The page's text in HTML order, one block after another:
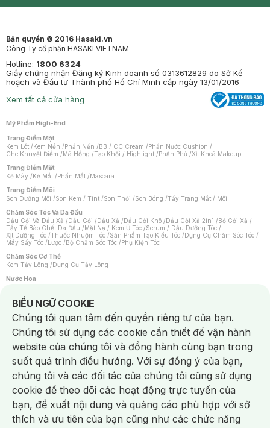
Bản quyền © 2016 Hasaki.vn
Công Ty cổ phần HASAKI VIETNAM
Hotline: 1800 6324
Giấy chứng nhận Đăng ký Kinh doanh số 0313612829 do Sở Kế
hoạch và Đầu tư Thành phố Hồ Chí Minh cấp ngày 13/01/2016
Xem tất cả cửa hàng
Mỹ Phẩm High-End
Trang Điểm Mặt
Kem Lót /Kem Nền /Phấn Nền /BB / CC Cream /Phấn Nước Cushion /
Che Khuyết Điểm /Má Hồng /Tạo Khối / Highlight /Phấn Phủ /Xịt Khoá Makeup
Trang Điểm Mắt
Kẻ Mày /Kẻ Mắt /Phấn Mắt /Mascara
Trang Điểm Môi
Son Dưỡng Môi /Son Kem / Tint /Son Thỏi /Son Bóng /Tẩy Trang Mắt / Môi
Chăm Sóc Tóc Và Da Đầu
Dầu Gội Và Dầu Xả /Dầu Gội /Dầu Xả /Dầu Gội Khô /Dầu Gội Xả 2in1 /Bộ Gội Xả /
Tẩy Tế Bào Chết Da Đầu /Mặt Nạ / Kem Ủ Tóc /Serum / Dầu Dưỡng Tóc /
Xịt Dưỡng Tóc /Thuốc Nhuộm Tóc /Sản Phẩm Tạo Kiểu Tóc /Dụng Cụ Chăm Sóc Tóc /
Máy Sấy Tóc /Lược /Bộ Chăm Sóc Tóc /Phụ Kiện Tóc
Chăm Sóc Cơ Thể
Kem Tẩy Lông /Dụng Cụ Tẩy Lông
Nước Hoa
Nước Hoa Nữ
Chăm Sóc Cá Nhân
Chống Muỗi /Khẩu Trang /Máy Massage/Mặt Nạ Xông Hơi /Nước Rửa Tay/
Sản Phẩm Chăm Sóc Khác /Bàn Chải Đánh Răng /Bàn Chải Điện/
Hỗ Trợ Trắng Răng/Kem Đánh Răng /Máy Tăm Nước/ Nước Súc Miệng/
Tăm / Chỉ Nha Khoa/ Xịt Thơm Miệng / Dung Dịch Vệ Sinh/Dưỡng Vùng Kín/
Khăn Ướt Vệ Sinh Vùng Kín/Băng Vệ Sinh/Tampon/Bọt Cạo Râu /Dao Cạo Râu/
Máy Cạo Râu
Vấn Đề Về Da
Da Dầu / Lỗ Chân Lông To/ Da Khô / Mất Nước/ Da Lão Hóa/ Da Mụn/
Da Nhạy Cảm / Kích Ứng
Da Xỉn Màu Thâm / Nám / Tàn Nhang
Quầng Thâm & Bọng Mắt /Sẹo /Viêm Da Cơ Địa
Dụng Cụ / Phụ Kiện Chăm Sóc Da
Bông Tẩy Trang
Khăn Lau Mặt Khô Dụng Cụ / Máy Rửa Mặt Máy Chăm Sóc Da
Dụng Cụ Chăm Sóc Khác
BIỂU NGỮ COOKIE
Notice about cookies usage
Chúng tôi quan tâm đến quyền riêng tư của bạn.
Chúng tôi sử dụng các cookie cần thiết để vận hành
website của chúng tôi và đồng hành cùng bạn trong
suốt quá trình điều hướng. Với sự đồng ý của bạn,
chúng tôi và các đối tác của chúng tôi cũng sử dụng
cookie để theo dõi các hoạt động trực tuyến của
bạn, đề xuất nội dung và quảng cáo phù hợp với sở
thích và ưu tiên của bạn cũng như các chức năng